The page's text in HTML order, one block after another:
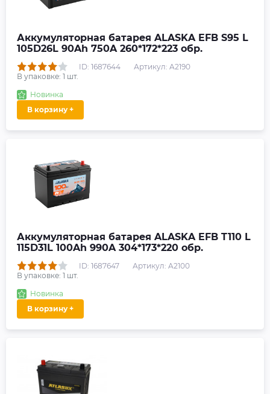
Аккумуляторная батарея ALASKA EFB S95 L
105D26L 90Ah 750A 260*172*223 обр.
ID: 1687644
Артикул: A2190
В упаковке: 1 шт.
Новинка
В корзину +
Аккумуляторная батарея ALASKA EFB T110 L
115D31L 100Ah 990A 304*173*220 обр.
ID: 1687647
Артикул: A2100
В упаковке: 1 шт.
Новинка
В корзину +